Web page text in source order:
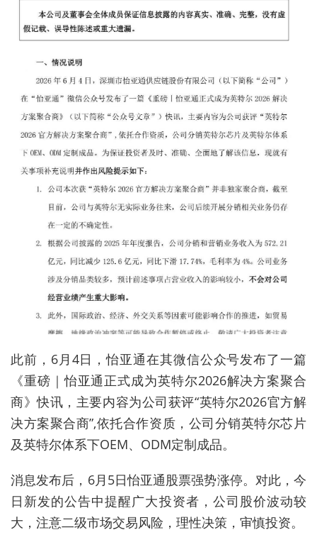
此前， 6月 4日，怡亚通在其微信公众号发布了一篇
《重磅｜怡亚通正式成为英特尔2026解决方案聚合
商》快讯，主要内容为公司获评“英特尔2026官方解
决方案聚合商”,依托合作资质，公司分销英特尔芯片
及英特尔体系下OEM、 ODM定制成品。
消息发布后， 6月 5日怡亚通股票强势涨停。对此，今
日新发的公告中提醒广大投资者，公司股价波动较
大，注意二级市场交易风险，理性决策，审慎投资。